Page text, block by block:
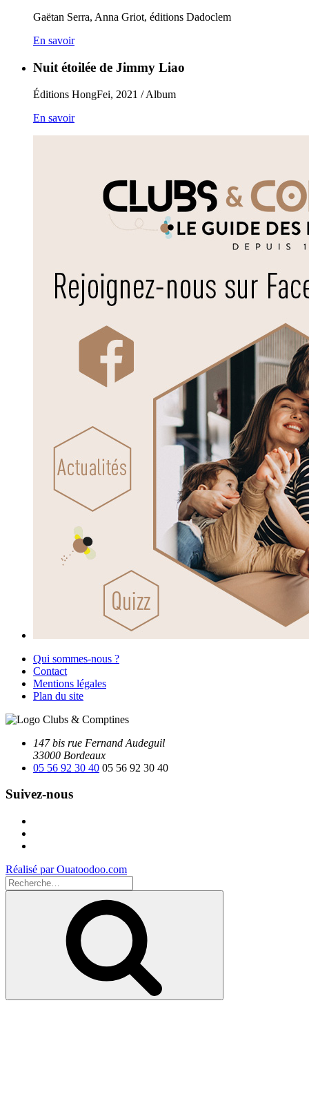
Gaëtan Serra, Anna Griot, éditions Dadoclem
En savoir
Nuit étoilée de Jimmy Liao
Éditions HongFei, 2021 / Album
En savoir
Qui sommes-nous ?
Contact
Mentions légales
Plan du site
147 bis rue Fernand Audeguil
33000 Bordeaux
05 56 92 30 40 05 56 92 30 40
Suivez-nous
Réalisé par Ouatoodoo.com
Recherche
pour